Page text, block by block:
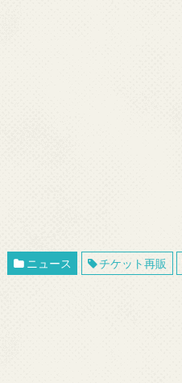
ニュース チケット再販